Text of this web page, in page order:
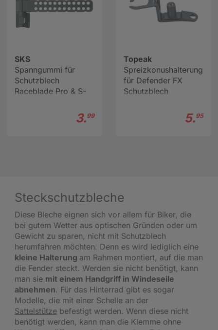
SKS
Spanngummi für
Schutzblech
Raceblade Pro & S-
3.99
Topeak
Spreizkonushalterung
für Defender FX
Schutzblech
5.95
Steckschutzbleche
Diese Bleche eignen sich vor allem für Biker, die
bei gutem Wetter aus optischen Gründen oder um
Gewicht zu sparen, nicht mit Schutzblech
herumfahren möchten. Denn es wird lediglich eine
kleine Halterung am Rahmen montiert, auf die man
die Fender steckt. Werden sie nicht benötigt, kann
man sie mit einem Handgriff in Windeseile
abnehmen. Für das Hinterrad gibt es sogar
Modelle, die mit einer Schelle an der
Sattelstütze befestigt werden. Wenn diese nicht
benötigt werden, kann man die Klemme ohne